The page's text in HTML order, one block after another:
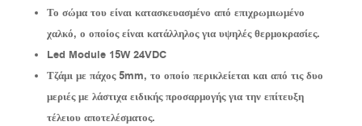
Το σώμα του είναι κατασκευασμένο από επιχρωμιωμένο
χαλκό, ο οποίος είναι κατάλληλος για υψηλές θερμοκρασίες.
Led Module 15W 24VDC
Τζάμι με πάχος 5mm, το οποίο περικλείεται και από τις δυο
μεριές με λάστιχα ειδικής προσαρμογής για την επίτευξη
τέλειου αποτελέσματος.